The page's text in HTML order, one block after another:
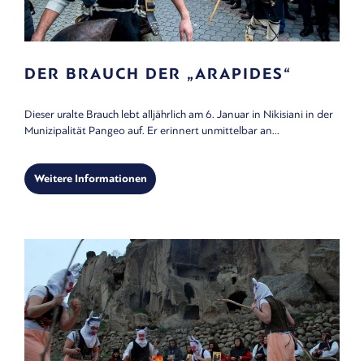
DER BRAUCH DER „ARAPIDES“
Dieser uralte Brauch lebt alljährlich am 6. Januar in Nikisiani in der
Munizipalität Pangeo auf. Er erinnert unmittelbar an...
Weitere Informationen